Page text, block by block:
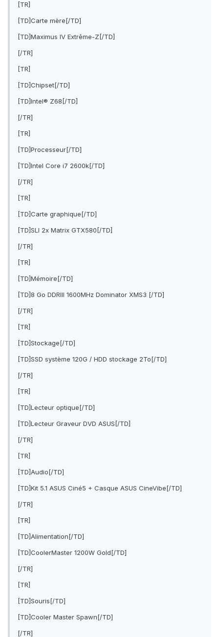
[TR]
[TD]Carte mère[/TD]
[TD]Maximus IV Extrême-Z[/TD]
[/TR]
[TR]
[TD]Chipset[/TD]
[TD]Intel® Z68[/TD]
[/TR]
[TR]
[TD]Processeur[/TD]
[TD]Intel Core i7 2600k[/TD]
[/TR]
[TR]
[TD]Carte graphique[/TD]
[TD]SLI 2x Matrix GTX580[/TD]
[/TR]
[TR]
[TD]Mémoire[/TD]
[TD]8 Go DDRIII 1600MHz Dominator XMS3 [/TD]
[/TR]
[TR]
[TD]Stockage[/TD]
[TD]SSD système 120G / HDD stockage 2To[/TD]
[/TR]
[TR]
[TD]Lecteur optique[/TD]
[TD]Lecteur Graveur DVD ASUS[/TD]
[/TR]
[TR]
[TD]Audio[/TD]
[TD]Kit 5.1 ASUS Ciné5 + Casque ASUS CineVibe[/TD]
[/TR]
[TR]
[TD]Alimentation[/TD]
[TD]CoolerMaster 1200W Gold[/TD]
[/TR]
[TR]
[TD]Souris[/TD]
[TD]Cooler Master Spawn[/TD]
[/TR]